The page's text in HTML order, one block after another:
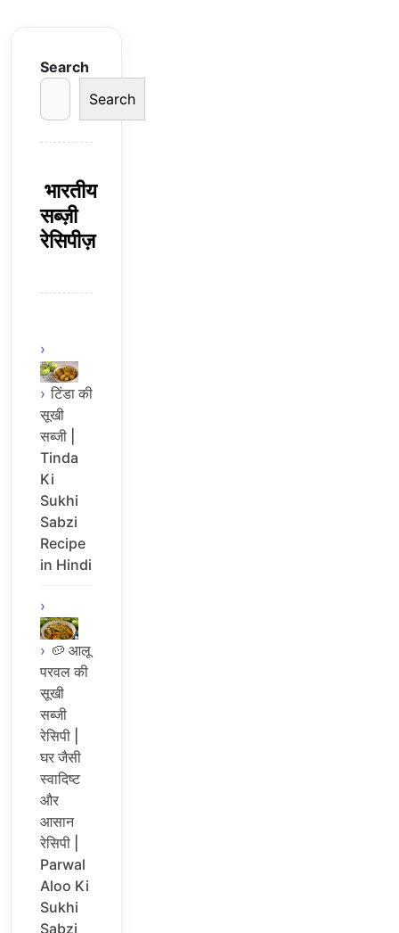
Search
Search
भारतीय
सब्ज़ी
रेसिपीज़
टिंडा की
सूखी
सब्जी |
Tinda
Ki
Sukhi
Sabzi
Recipe
in Hindi
🥔 आलू
परवल की
सूखी
सब्जी
रेसिपी |
घर जैसी
स्वादिष्ट
और
आसान
रेसिपी |
Parwal
Aloo Ki
Sukhi
Sabzi